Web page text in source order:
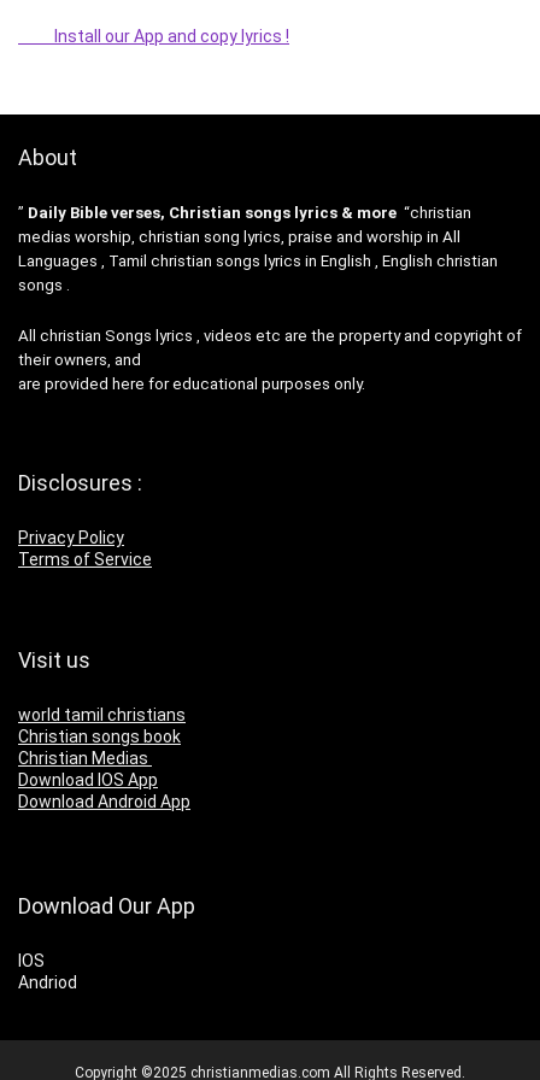
Install our App and copy lyrics !
About
” Daily Bible verses, Christian songs lyrics & more “christian
medias worship, christian song lyrics, praise and worship in All
Languages , Tamil christian songs lyrics in English , English christian
songs .
All christian Songs lyrics , videos etc are the property and copyright of
their owners, and
are provided here for educational purposes only.
Disclosures :
Privacy Policy
Terms of Service
Visit us
world tamil christians
Christian songs book
Christian Medias
Download IOS App
Download Android App
Download Our App
IOS
Andriod
Copyright ©2025 christianmedias.com All Rights Reserved.